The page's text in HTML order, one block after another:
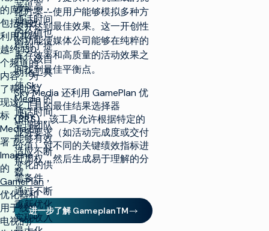
的库存，
包括有效
利用其跨
越约 130
个频道的
内容。为
了帮助实
现这一目
标，Sky
Media 部
署了
Imagine
的
GamePlan
优化器和
用于线性
电视的广
化方案--使用户能够模拟多种方
案并达到最佳效果。这一开创性
的功能使媒体公司能够在纯粹的
库存效率和高质量的活动效果之
间找到最佳平衡点。
Sky Media 还利用 GamePlan 优
化工具的最佳结果选择器
(BRS)，该工具允许根据特定的
业务要求（如活动完成度或交付
价值）对不同的关键绩效指标进
行加权，然后生成易于理解的分
数。
进一步了解 GameplanTM
著提高，
通话时间
的价值也
得到了提
升。该自
动化工具
使 Sky
Media 的
通话时间
管理团队
能够有效
适应不断
变化的供
需条件，
通过不断
重新优化
实现收入